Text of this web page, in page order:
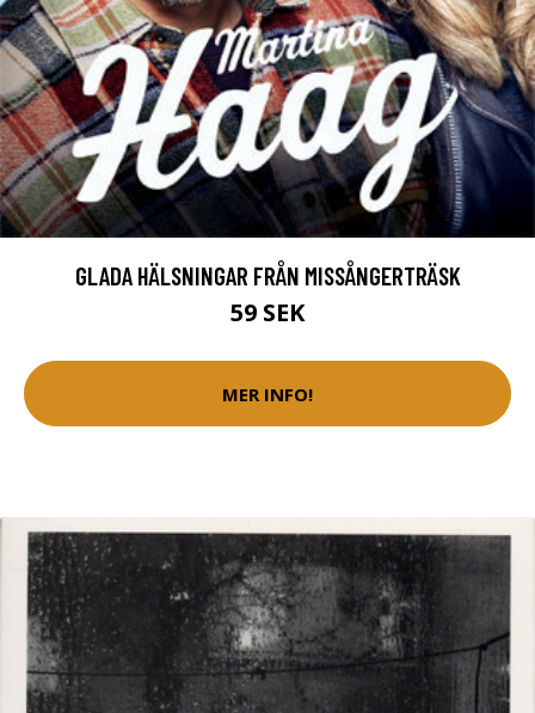
GLADA HÄLSNINGAR FRÅN MISSÅNGERTRÄSK
59 SEK
MER INFO!